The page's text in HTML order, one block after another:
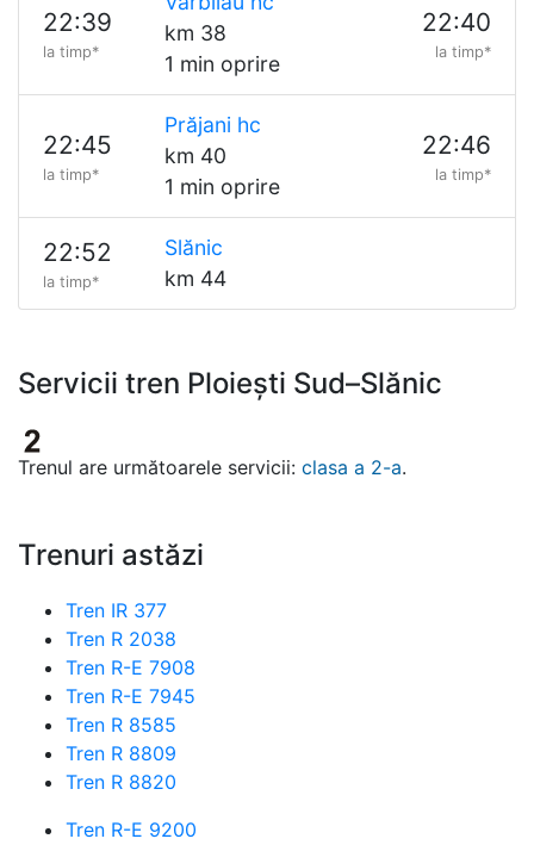
22:39
la timp*
km 38
1 min oprire
22:40
la timp*
22:45
la timp*
Prăjani hc
km 40
1 min oprire
22:46
la timp*
22:52
la timp*
Slănic
km 44
Servicii tren Ploiești Sud–Slănic
Trenul are următoarele servicii: clasa a 2-a.
Trenuri astăzi
Tren IR 377
Tren R 2038
Tren R-E 7908
Tren R-E 7945
Tren R 8585
Tren R 8809
Tren R 8820
Tren R-E 9200